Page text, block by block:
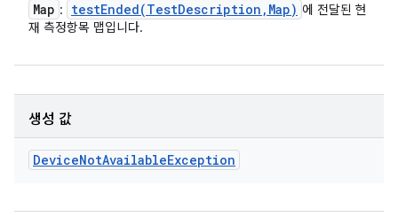
Map : testEnded(TestDescription , Map) 에 전달된 현
재 측정항목 맵입니다.
생성 값
DeviceNotAvailableException